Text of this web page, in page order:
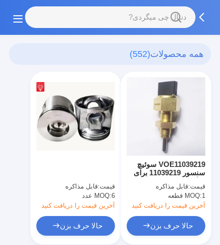
همه محصولات(552)
قیمت:قابل مذاکره
MOQ:6 عدد
آخرین قیمت را دریافت کنید
حالا حرف بزن
VOE11039219 سوئیچ
سنسور 11039219 برای
قیمت:قابل مذاکره
MOQ:1 قطعه
آخرین قیمت را دریافت کنید
حالا حرف بزن